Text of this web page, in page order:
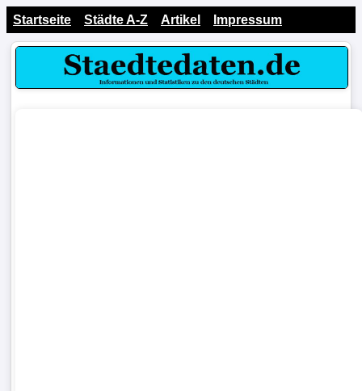
Startseite Städte A-Z Artikel Impressum